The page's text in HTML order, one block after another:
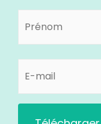
Prénom
(Nécessaire)